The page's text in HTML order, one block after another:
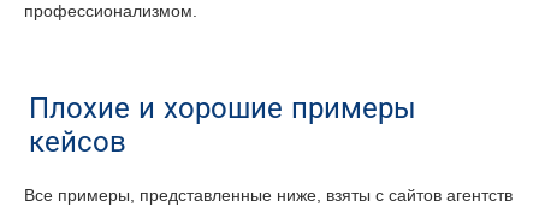
профессионализмом.
Плохие и хорошие примеры
кейсов
Все примеры, представленные ниже, взяты с сайтов агентств